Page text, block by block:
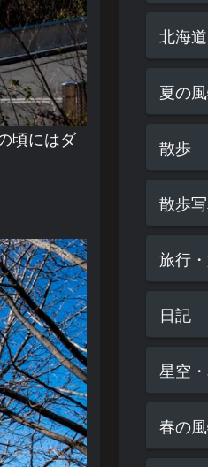
頃にはダ
北海道
夏の
散歩
散歩
旅行
日記
星空
春の